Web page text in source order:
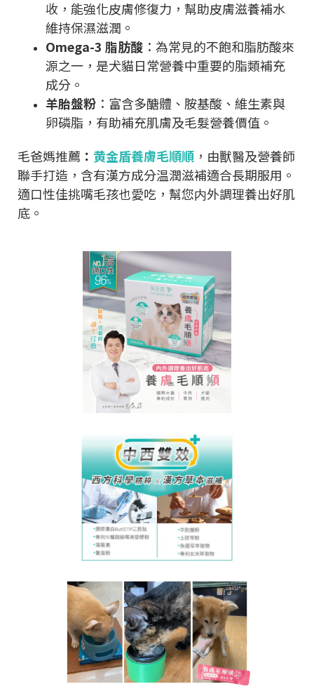
收，能強化皮膚修復力，幫助皮膚滋養補水
維持保濕滋潤。
Omega-3 脂肪酸 ：為常見的不飽和脂肪酸來
源之一，是犬貓日常營養中重要的脂類補充
成分。
羊胎盤粉 ：富含多醣體、胺基酸、維生素與
卵磷脂，有助補充肌膚及毛髮營養價值。
毛爸媽推薦 ： 黄金盾養膚毛順順 ， 由獸醫及營養師
聯手打造 ， 含有漢方成分温潤滋補適合長期服用 。
適口性佳挑嘴毛孩也愛吃 ， 幫您内外調理養出好肌
底 。